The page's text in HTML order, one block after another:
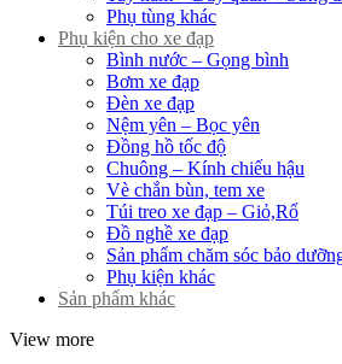
Phụ tùng khác
Phụ kiện cho xe đạp
Bình nước – Gọng bình
Bơm xe đạp
Đèn xe đạp
Nệm yên – Bọc yên
Đồng hồ tốc độ
Chuông – Kính chiếu hậu
Vè chắn bùn, tem xe
Túi treo xe đạp – Giỏ,Rổ
Đồ nghề xe đạp
Sản phẩm chăm sóc bảo
Phụ kiện khác
Sản phẩm khác
View more